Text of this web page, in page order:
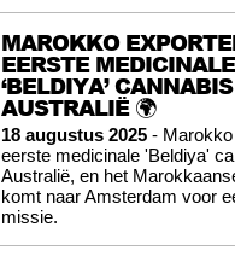
MAROKKO
EERSTE MEDICINALE
‘BELDIYA’
AUSTRALIË 🌍
18 augustus 2025 -
eerste medicinale 'Beldiya'
Australië, en het
komt naar Amsterdam voor
missie.